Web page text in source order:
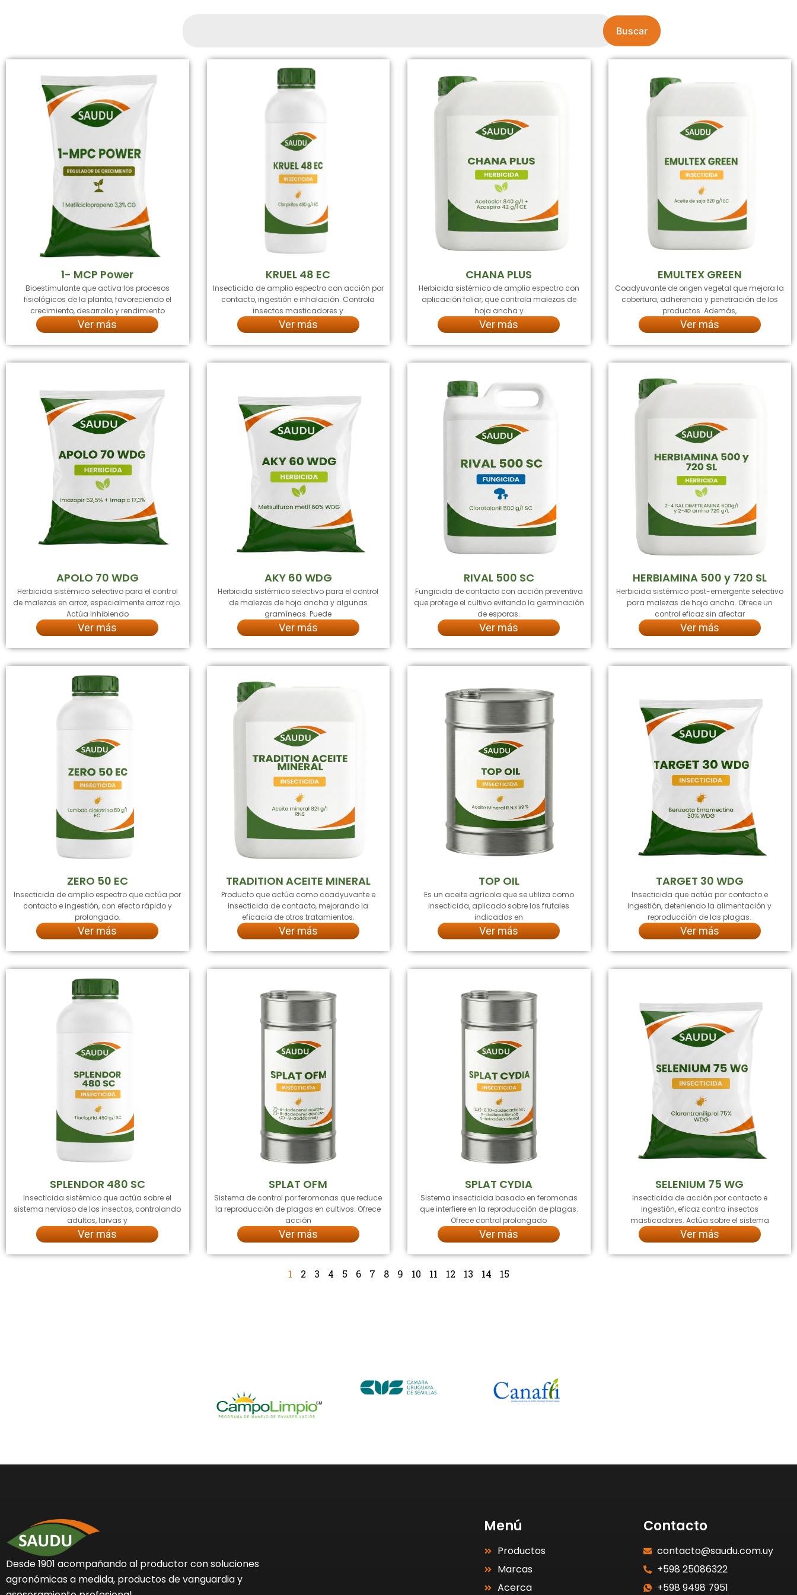
Buscar
1- MCP Power
Bioestimulante que activa los procesos
fisiológicos de la planta, favoreciendo el
crecimiento, desarrollo y rendimiento
Ver más
KRUEL 48 EC
Insecticida de amplio espectro con acción por
contacto, ingestión e inhalación. Controla
insectos masticadores y
Ver más
CHANA PLUS
Herbicida sistémico de amplio espectro con
aplicación foliar, que controla malezas de
hoja ancha y
Ver más
EMULTEX GREEN
Coadyuvante de origen vegetal que mejora la
cobertura, adherencia y penetración de los
productos. Además,
Ver más
APOLO 70 WDG
Herbicida sistémico selectivo para el control
de malezas en arroz, especialmente arroz rojo.
Actúa inhibiendo
Ver más
AKY 60 WDG
Herbicida sistémico selectivo para el control
de malezas de hoja ancha y algunas
gramíneas. Puede
Ver más
RIVAL 500 SC
Fungicida de contacto con acción preventiva
que protege el cultivo evitando la germinación
de esporas.
Ver más
HERBIAMINA 500 y 720 SL
Herbicida sistémico post-emergente selectivo
para malezas de hoja ancha. Ofrece un
control eficaz sin afectar
Ver más
ZERO 50 EC
Insecticida de amplio espectro que actúa por
contacto e ingestión, con efecto rápido y
prolongado.
Ver más
TRADITION ACEITE MINERAL
Producto que actúa como coadyuvante e
insecticida de contacto, mejorando la
eficacia de otros tratamientos.
Ver más
TOP OIL
Es un aceite agrícola que se utiliza como
insecticida, aplicado sobre los frutales
indicados en
Ver más
TARGET 30 WDG
Insecticida que actúa por contacto e
ingestión, deteniendo la alimentación y
reproducción de las plagas.
Ver más
SPLENDOR 480 SC
Insecticida sistémico que actúa sobre el
sistema nervioso de los insectos, controlando
adultos, larvas y
Ver más
SPLAT OFM
Sistema de control por feromonas que reduce
la reproducción de plagas en cultivos. Ofrece
acción
Ver más
SPLAT CYDIA
Sistema insecticida basado en feromonas
que interfiere en la reproducción de plagas.
Ofrece control prolongado
Ver más
SELENIUM 75 WG
Insecticida de acción por contacto e
ingestión, eficaz contra insectos
masticadores. Actúa sobre el sistema
Ver más
Page
1
Page
2
Page
3 4 5 6
Page
7
Page
8
Page
9 10 11 12 13 14 15
Desde 1901 acompañando al productor con soluciones
agronómicas a medida, productos de vanguardia y
Menú
Productos
Marcas
Acerca
Contacto
contacto@saudu.com.uy
+598 25086322
+598 9498 7951